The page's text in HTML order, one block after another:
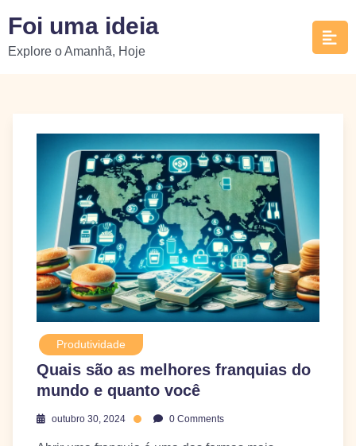
content
Foi uma ideia
Explore o Amanhã, Hoje
Produtividade
Quais são as melhores franquias do
mundo e quanto você
outubro 30, 2024 0 Comments